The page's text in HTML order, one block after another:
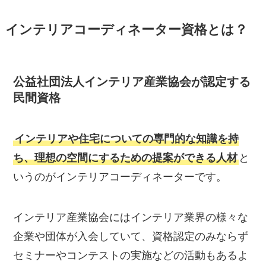
インテリアコーディネーター資格とは？
公益社団法人インテリア産業協会が認定する
民間資格
インテリアや住宅についての専門的な知識を持
ち、理想の空間にするための提案ができる人材 と
いうのがインテリアコーディネーターです。
インテリア産業協会にはインテリア業界の様々な
企業や団体が入会していて、資格認定のみならず
セミナーやコンテストの実施などの活動もあるよ